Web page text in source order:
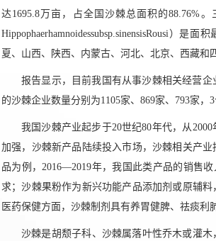
达1695.8万亩，占全国沙棘总面积的88.76%
Hippophaerhamnoidessubsp.sinensisRousi）
夏、山西、陕西、内蒙古、河北、北京、西藏和
报告显示，目前我国有从事沙棘相关经营
的沙棘企业数量分别为1105家、869家、793家
我国沙棘产业起步于20世纪80年代，从
加强，沙棘新产品陆续投入市场，沙棘相关产
品为例，2016—2019年，我国此类产品的销售
求；沙棘果粉作为新兴功能产品添加剂或原辅
医药保健方面，沙棘制剂具有养胃健脾、祛痰
沙棘是胡颓子科、沙棘属落叶性乔木或灌